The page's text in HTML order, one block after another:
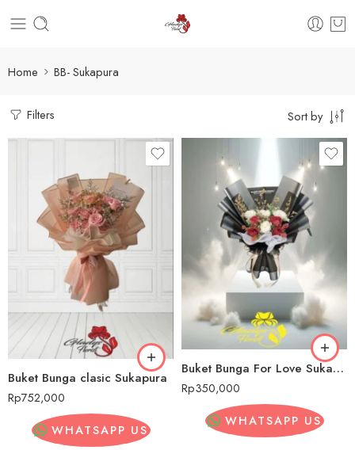
Home BB- Sukapura
Filters Sort by
Buket Bunga clasic Sukapura
Rp752,000
WHATSAPP US
Buket Bunga For Love Sukapura
Rp350,000
WHATSAPP US